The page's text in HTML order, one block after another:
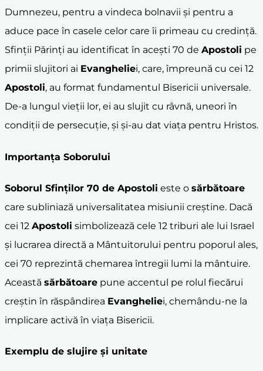
Dumnezeu, pentru a vindeca bolnavii și pentru a
aduce pace în casele celor care îi primeau cu credință.
Sfinții Părinți au identificat în acești 70 de Apostoli pe
primii slujitori ai Evangheliei, care, împreună cu cei 12
Apostoli, au format fundamentul Bisericii universale.
De-a lungul vieții lor, ei au slujit cu râvnă, uneori în
condiții de persecuție, și și-au dat viața pentru Hristos.
Importanța Soborului
Soborul Sfinților 70 de Apostoli este o sărbătoare
care subliniază universalitatea misiunii creștine. Dacă
cei 12 Apostoli simbolizează cele 12 triburi ale lui Israel
și lucrarea directă a Mântuitorului pentru poporul ales,
cei 70 reprezintă chemarea întregii lumi la mântuire.
Această sărbătoare pune accentul pe rolul fiecărui
creștin în răspândirea Evangheliei, chemându-ne la
implicare activă în viața Bisericii.
Exemplu de slujire și unitate